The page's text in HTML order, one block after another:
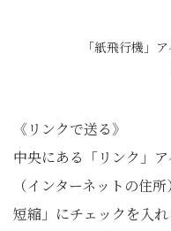
「紙飛行機」
《リンクで送る》
中央にある「リンク」
（インターネットの住
短縮」にチェックを入